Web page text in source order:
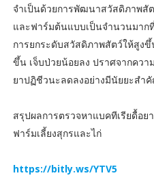
จำเป็นด้วยการพัฒนาสวัสดิภาพสั
และฟาร์มต้นแบบเป็นจำนวนมาก
การยกระดับสวัสดิภาพสัตว์ให้สูง
ขึ้น เจ็บป่วยน้อยลง ปราศจากควา
ยาปฏิชีวนะลดลงอย่างมีนัยยะสำ
สรุปผลการตรวจหาแบคทีเรียดื้อ
ฟาร์มเลี้ยงสุกรและไก่
https://bitly.ws/YTV5